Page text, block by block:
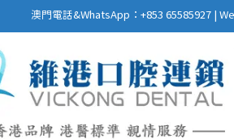
澳門電話&WhatsApp：+853 65585927 |